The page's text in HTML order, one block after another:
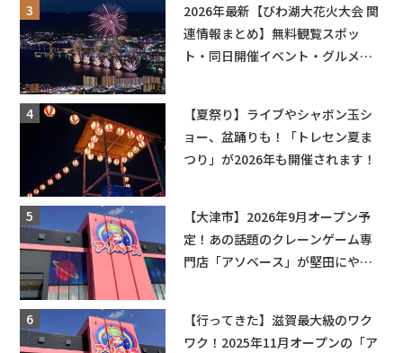
2026年最新【びわ湖大花火大会 関
連情報まとめ】無料観覧スポッ
ト・同日開催イベント・グルメマ
【夏祭り】ライブやシャボン玉シ
ョー、盆踊りも！「トレセン夏ま
つり」が2026年も開催されます！
【大津市】2026年9月オープン予
定！あの話題のクレーンゲーム専
門店「アソベース」が堅田にやっ
【行ってきた】滋賀最大級のワク
ワク！2025年11月オープンの「ア